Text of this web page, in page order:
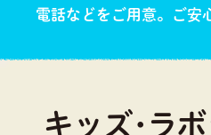
電話などをご用意。ご安
キッズ･ラ